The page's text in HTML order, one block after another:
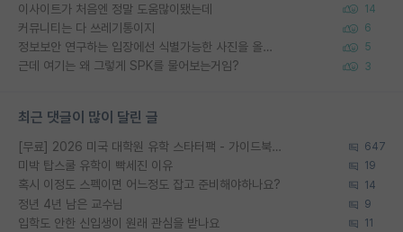
이사이트가 처음엔 정말 도움많이됐는데 14
커뮤니티는 다 쓰레기통이지 6
정보보안 연구하는 입장에선 식별가능한 사진을 올리는건 비추이긴함 5
근데 여기는 왜 그렇게 SPK를 물어보는거임? 3
최근 댓글이 많이 달린 글
[무료] 2026 미국 대학원 유학 스타터팩 - 가이드북 & 합격자 컨택메일 템플릿 647
미박 탑스쿨 유학이 빡세진 이유 19
혹시 이정도 스펙이면 어느정도 잡고 준비해야하나요? 14
정년 4년 남은 교수님 9
입학도 안한 신입생이 원래 관심을 받나요 11